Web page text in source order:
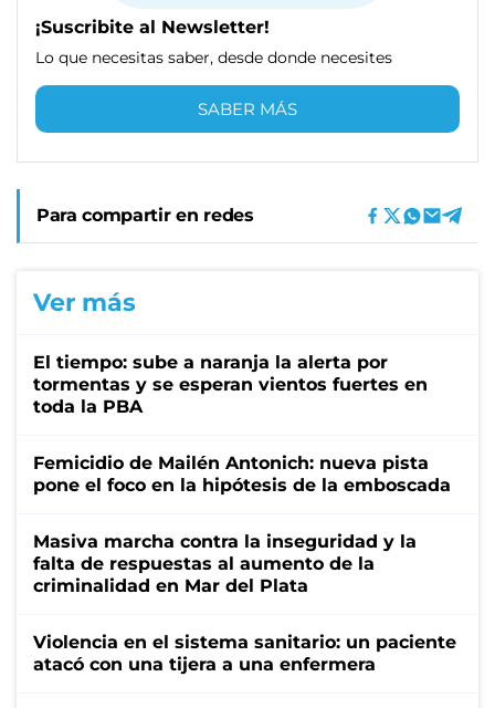
¡Suscribite al Newsletter!
Lo que necesitas saber, desde donde necesites
SABER MÁS
Para compartir en redes
Ver más
El tiempo: sube a naranja la alerta por
tormentas y se esperan vientos fuertes en
toda la PBA
Femicidio de Mailén Antonich: nueva pista
pone el foco en la hipótesis de la emboscada
Masiva marcha contra la inseguridad y la
falta de respuestas al aumento de la
criminalidad en Mar del Plata
Violencia en el sistema sanitario: un paciente
atacó con una tijera a una enfermera